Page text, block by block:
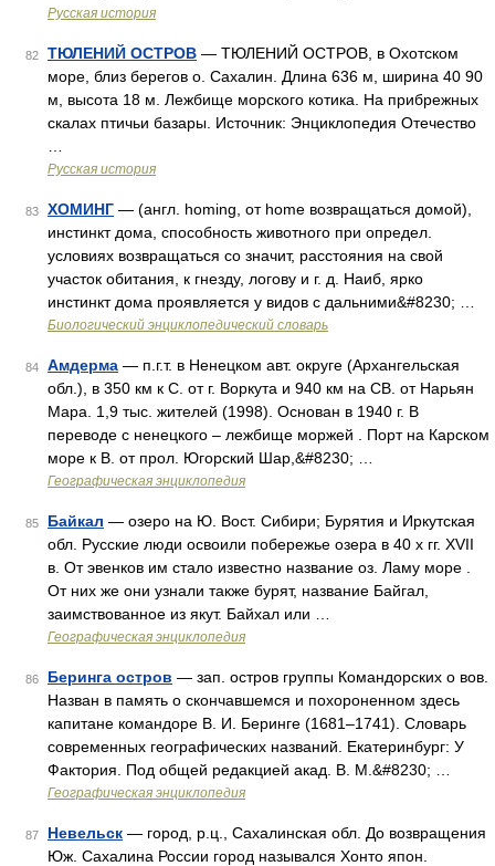
Русская история
82 ТЮЛЕНИЙ ОСТРОВ — ТЮЛЕНИЙ ОСТРОВ, в Охотском
море, близ берегов о. Сахалин. Длина 636 м, ширина 40 90
м, высота 18 м. Лежбище морского котика. На прибрежных
скалах птичьи базары. Источник: Энциклопедия Отечество
Русская история
83 ХОМИНГ — (англ. homing, от home возвращаться домой),
инстинкт дома, способность животного при определ.
условиях возвращаться со значит, расстояния на свой
участок обитания, к гнезду, логову и г. д. Наиб, ярко
инстинкт дома проявляется у видов с дальними&#8230; …
Биологический энциклопедический словарь
84 Амдерма — п.г.т. в Ненецком авт. округе (Архангельская
обл.), в 350 км к С. от г. Воркута и 940 км на СВ. от Нарьян
Мара. 1,9 тыс. жителей (1998). Основан в 1940 г. В
переводе с ненецкого – лежбище моржей . Порт на Карском
море к В. от прол. Югорский Шар,&#8230; …
Географическая энциклопедия
85 Байкал — озеро на Ю. Вост. Сибири; Бурятия и Иркутская
обл. Русские люди освоили побережье озера в 40 х гг. XVII
в. От эвенков им стало известно название оз. Ламу море .
От них же они узнали также бурят, название Байгал,
заимствованное из якут. Байхал или …
Географическая энциклопедия
86 Беринга остров — зап. остров группы Командорских о вов.
Назван в память о скончавшемся и похороненном здесь
капитане командоре В. И. Беринге (1681–1741). Словарь
современных географических названий. Екатеринбург: У
Фактория. Под общей редакцией акад. В. М.&#8230; …
Географическая энциклопедия
87 Невельск — город, р.ц., Сахалинская обл. До возвращения
Юж. Сахалина России город назывался Хонто япон.